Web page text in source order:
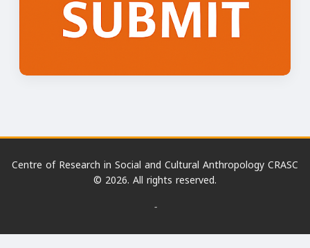
Centre of Research in Social and Cultural Anthropology CRASC
© 2026. All rights reserved.
-